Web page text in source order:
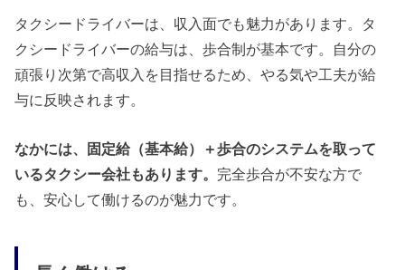
タクシードライバーは、収入面でも魅力があります。タ
クシードライバーの給与は、歩合制が基本です。自分の
頑張り次第で高収入を目指せるため、やる気や工夫が給
与に反映されます。
なかには、固定給（基本給）＋歩合のシステムを取って
いるタクシー会社もあります。 完全歩合が不安な方で
も、安心して働けるのが魅力です。